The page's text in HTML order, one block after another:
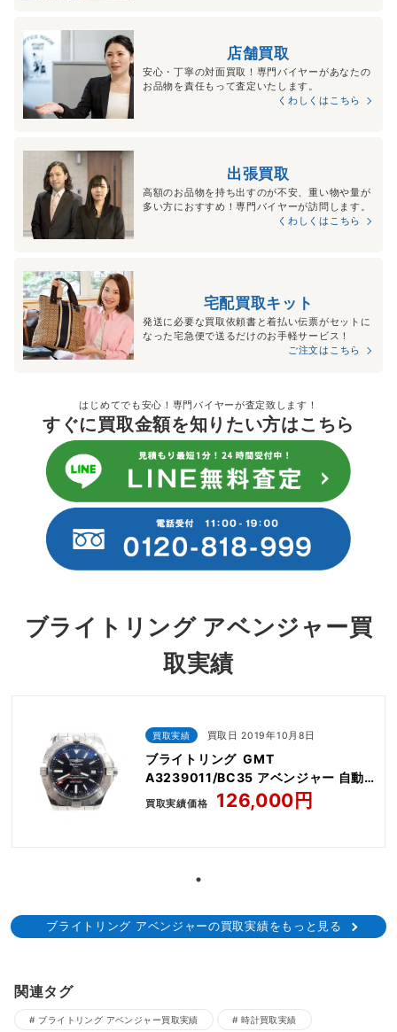
店舗買取
安心・丁寧の対面買取！専門バイヤーがあなたの
お品物を責任もって査定いたします。
くわしくはこちら
出張買取
高額のお品物を持ち出すのが不安、重い物や量が
多い方におすすめ！専門バイヤーが訪問します。
くわしくはこちら
宅配買取キット
発送に必要な買取依頼書と着払い伝票がセットに
なった宅急便で送るだけのお手軽サービス！
ご注文はこちら
はじめてでも安心！専門バイヤーが査定致します！
すぐに買取金額を知りたい方はこちら
ブライトリング アベンジャー買
取実績
買取実績 買取日 2019年10月8日
ブライトリング GMT
A3239011/BC35 アベンジャー 自動
巻 時計
買取実績価格 126,000円
ブライトリング アベンジャーの買取実績をもっと見る
関連タグ
ブライトリング アベンジャー買取実績 時計買取実績